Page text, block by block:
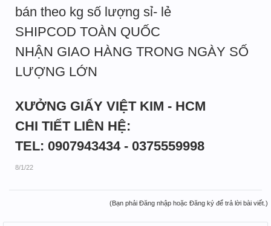
bán theo kg số lượng sỉ- lẻ
SHIPCOD TOÀN QUỐC
NHẬN GIAO HÀNG TRONG NGÀY SỐ
LƯỢNG LỚN
XƯỞNG GIẤY VIỆT KIM - HCM
CHI TIẾT LIÊN HỆ:
TEL: 0907943434 - 0375559998
8/1/22
(Bạn phải Đăng nhập hoặc Đăng ký để trả lời bài viết.)